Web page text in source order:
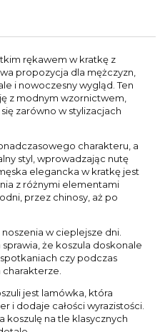
rękawem w kratkę z
propozycja dla mężczyzn,
i nowoczesny wygląd. Ten
z modnym wzornictwem,
zarówno w stylizacjach
charakteru, a
styl, wprowadzając nutę
elegancka w kratkę jest
z różnymi elementami
przez chinosy, aż po
w cieplejsze dni.
że koszula doskonale
czy podczas
jest lamówka, która
i dodaje całości wyrazistości.
koszulę na tle klasycznych